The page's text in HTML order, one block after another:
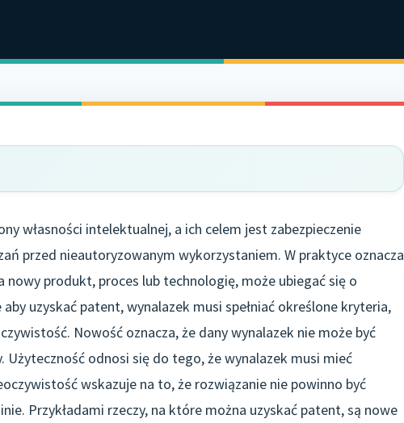
własności intelektualnej, a ich celem jest zabezpieczenie
przed nieautoryzowanym wykorzystaniem. W praktyce oznacza
produkt, proces lub technologię, może ubiegać się o
uzyskać patent, wynalazek musi spełniać określone kryteria,
Nowość oznacza, że dany wynalazek nie może być
Użyteczność odnosi się do tego, że wynalazek musi mieć
wskazuje na to, że rozwiązanie nie powinno być
Przykładami rzeczy, na które można uzyskać patent, są nowe